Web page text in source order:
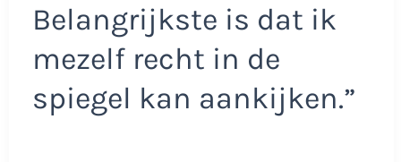
Belangrijkste is dat ik
mezelf recht in de
spiegel kan aankijken.”